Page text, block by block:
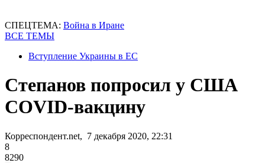
СПЕЦТЕМА: Война в Иране
ВСЕ ТЕМЫ
Вступление Украины в ЕС
Степанов попросил у США
COVID-вакцину
Корреспондент.net, 7 декабря 2020, 22:31
8
8290